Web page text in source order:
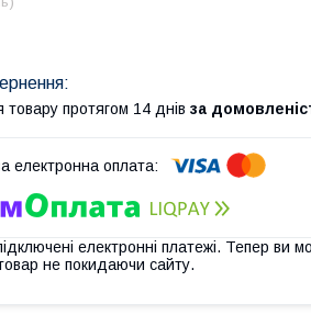
товару протягом 14 днів за
електронні платежі. Тепер ви
не покидаючи сайту.